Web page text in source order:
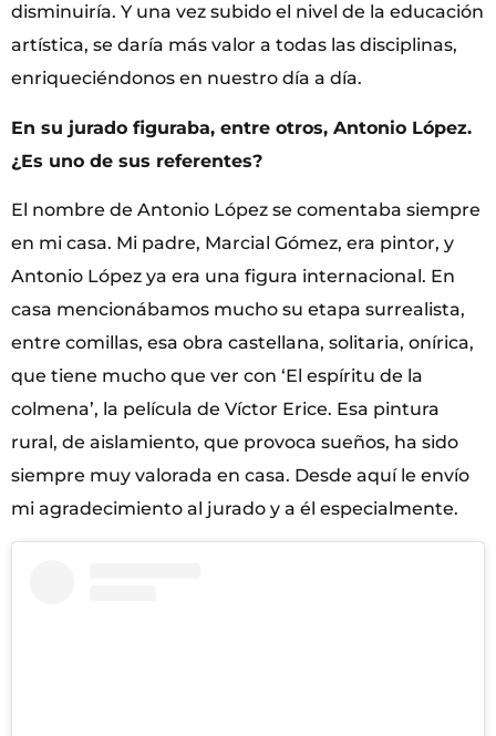
disminuiría. Y una vez subido el nivel de la educación
artística, se daría más valor a todas las disciplinas,
enriqueciéndonos en nuestro día a día.
En su jurado figuraba, entre otros, Antonio López.
¿Es uno de sus referentes?
El nombre de Antonio López se comentaba siempre
en mi casa. Mi padre, Marcial Gómez, era pintor, y
Antonio López ya era una figura internacional. En
casa mencionábamos mucho su etapa surrealista,
entre comillas, esa obra castellana, solitaria, onírica,
que tiene mucho que ver con ‘El espíritu de la
colmena’, la película de Víctor Erice. Esa pintura
rural, de aislamiento, que provoca sueños, ha sido
siempre muy valorada en casa. Desde aquí le envío
mi agradecimiento al jurado y a él especialmente.